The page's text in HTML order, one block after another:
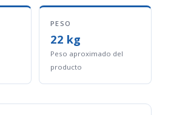
PESO
22 kg
Peso aproximado del
producto